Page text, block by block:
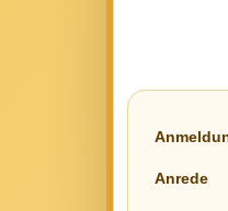
Anrede